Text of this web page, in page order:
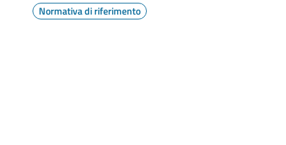
Normativa di riferimento